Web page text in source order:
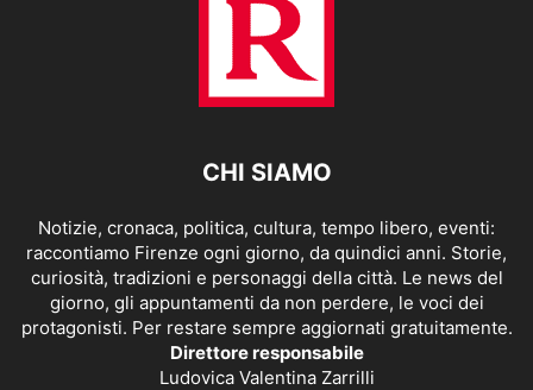
CHI SIAMO
Notizie, cronaca, politica, cultura, tempo libero, eventi:
raccontiamo Firenze ogni giorno, da quindici anni. Storie,
curiosità, tradizioni e personaggi della città. Le news del
giorno, gli appuntamenti da non perdere, le voci dei
protagonisti. Per restare sempre aggiornati gratuitamente.
Direttore responsabile
Ludovica Valentina Zarrilli